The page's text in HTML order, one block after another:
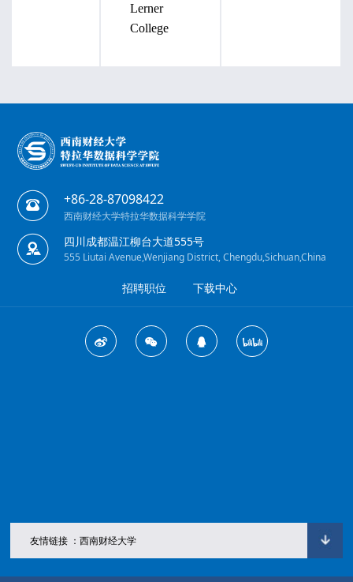
Lerner
College
+86-28-87098422
西南财经大学特拉华数据科学学院
四川成都温江柳台大道555号
555 Liutai Avenue,Wenjiang District, Chengdu,Sichuan,China
招聘职位 下载中心
友情链接 ：西南财经大学